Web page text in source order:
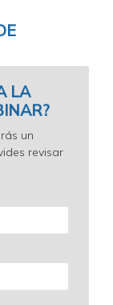
LA
un
revisar